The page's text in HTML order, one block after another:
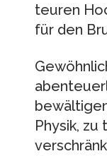
teuren
für den
Physik,